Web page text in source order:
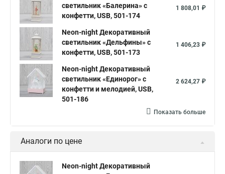
светильник «Балерина» с
конфетти, USB, 501-174
1 808,01 ₽
Neon-night Декоративный
светильник «Дельфины» с
конфетти, USB, 501-173
1 406,23 ₽
Neon-night Декоративный
светильник «Единорог» с
конфетти и мелодией, USB,
501-186
2 624,27 ₽
Показать больше
Аналоги по цене
Neon-night Декоративный